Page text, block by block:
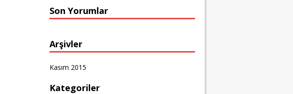
Son Yorumlar
Arşivler
Kasım 2015
Kategoriler